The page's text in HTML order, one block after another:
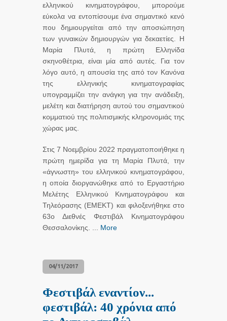
ελληνικού κινηματογράφου, μπορούμε
εύκολα να εντοπίσουμε ένα σημαντικό κενό
που δημιουργείται από την αποσιώπηση
των γυναικών δημιουργών για δεκαετίες. Η
Μαρία Πλυτά, η πρώτη Ελληνίδα
σκηνοθέτρια, είναι μία από αυτές. Για τον
λόγο αυτό, η απουσία της από τον Κανόνα
της ελληνικής κινηματογραφίας
υπογραμμίζει την ανάγκη για την ανάδειξη,
μελέτη και διατήρηση αυτού του σημαντικού
κομματιού της πολιτισμικής κληρονομιάς της
χώρας μας.
Στις 7 Νοεμβρίου 2022 πραγματοποιήθηκε η
πρώτη ημερίδα για τη Μαρία Πλυτά, την
«άγνωστη» του ελληνικού κινηματογράφου,
η οποία διοργανώθηκε από το Εργαστήριο
Μελέτης Ελληνικού Κινηματογράφου και
Τηλεόρασης (ΕΜΕΚΤ) και φιλοξενήθηκε στο
63ο Διεθνές Φεστιβάλ Κινηματογράφου
Θεσσαλονίκης. ... More
04/11/2017
Φεστιβάλ εναντίον...
φεστιβάλ: 40 χρόνια από